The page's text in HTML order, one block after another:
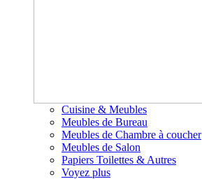
Cuisine & Meubles
Meubles de Bureau
Meubles de Chambre à coucher
Meubles de Salon
Papiers Toilettes & Autres
Voyez plus